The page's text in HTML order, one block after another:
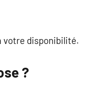
votre disponibilité.
?